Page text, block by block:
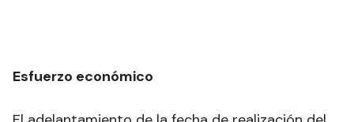
Esfuerzo económico